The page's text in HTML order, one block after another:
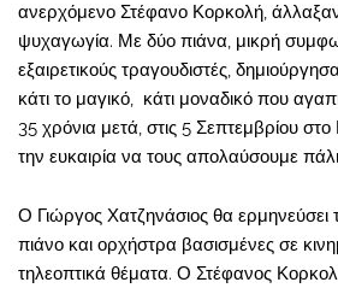
ανερχόμενο Στέφανο Κορκολή,
ψυχαγωγία. Με δύο πιάνα, μικρή
εξαιρετικούς τραγουδιστές,
κάτι το μαγικό, κάτι μοναδικό που
35 χρόνια μετά, στις 5 Σεπτεμβρίου
την ευκαιρία να τους απολαύσουμε
Ο Γιώργος Χατζηνάσιος θα ερμηνεύσει
πιάνο και ορχήστρα βασισμένες σε
τηλεοπτικά θέματα. Ο Στέφανος